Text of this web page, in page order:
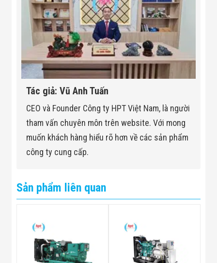
Tác giả: Vũ Anh Tuấn
CEO và Founder Công ty HPT Việt Nam, là người
tham vấn chuyên môn trên website. Với mong
muốn khách hàng hiểu rõ hơn về các sản phẩm
công ty cung cấp.
Sản phẩm liên quan